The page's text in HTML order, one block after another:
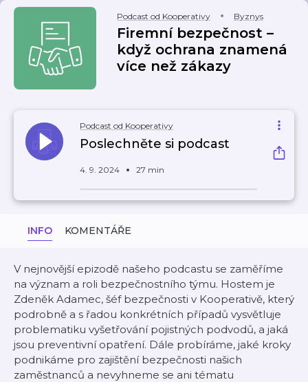
Podcast od Kooperativy Byznys
Firemní bezpečnost –
když ochrana znamená
více než zákazy
Podcast od Kooperativy
Poslechněte si podcast
4. 9. 2024 27 min
INFO KOMENTÁŘE
V nejnovější epizodě našeho podcastu se zaměříme
na význam a roli bezpečnostního týmu. Hostem je
Zdeněk Adamec, šéf bezpečnosti v Kooperativě, který
podrobně a s řadou konkrétních případů vysvětluje
problematiku vyšetřování pojistných podvodů, a jaká
jsou preventivní opatření. Dále probíráme, jaké kroky
podnikáme pro zajištění bezpečnosti našich
zaměstnanců a nevyhneme se ani tématu